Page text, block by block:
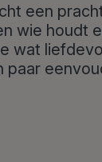
een
wie houdt
wat
paar